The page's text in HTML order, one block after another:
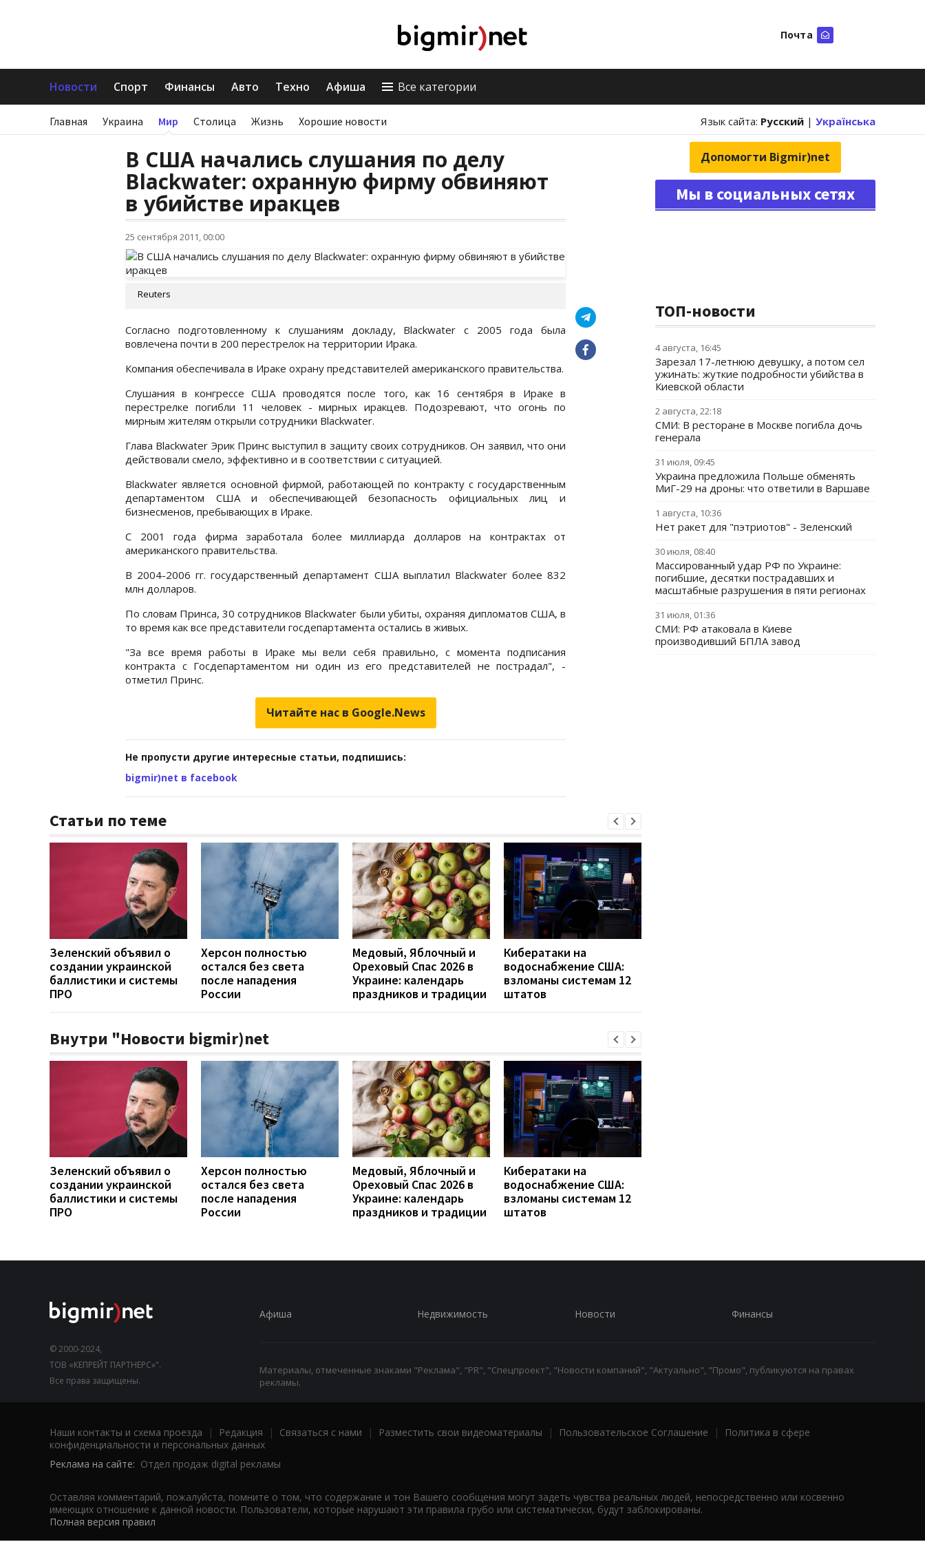
Почта
Новости Спорт Финансы Авто Техно Афиша Все категории
Главная Украина Мир Столица Жизнь Хорошие новости Язык сайта: Русский | Українська
В США начались слушания по делу
Blackwater: охранную фирму обвиняют
в убийстве иракцев
25 сентября 2011, 00:00
Reuters
Согласно подготовленному к слушаниям докладу, Blackwater с 2005 года была
вовлечена почти в 200 перестрелок на территории Ирака.
Компания обеспечивала в Ираке охрану представителей американского правительства.
Слушания в конгрессе США проводятся после того, как 16 сентября в Ираке в
перестрелке погибли 11 человек - мирных иракцев. Подозревают, что огонь по
мирным жителям открыли сотрудники Blackwater.
Глава Blackwater Эрик Принс выступил в защиту своих сотрудников. Он заявил, что они
действовали смело, эффективно и в соответствии с ситуацией.
Blackwater является основной фирмой, работающей по контракту с государственным
департаментом США и обеспечивающей безопасность официальных лиц и
бизнесменов, пребывающих в Ираке.
С 2001 года фирма заработала более миллиарда долларов на контрактах от
американского правительства.
В 2004-2006 гг. государственный департамент США выплатил Blackwater более 832
млн долларов.
По словам Принса, 30 сотрудников Blackwater были убиты, охраняя дипломатов США, в
то время как все представители госдепартамента остались в живых.
"За все время работы в Ираке мы вели себя правильно, с момента подписания
контракта с Госдепартаментом ни один из его представителей не пострадал", -
отметил Принс.
Читайте нас в Google.News
Не пропусти другие интересные статьи, подпишись:
bigmir)net в facebook
Статьи по теме
Зеленский объявил о
создании украинской
баллистики и системы
ПРО
Херсон полностью
остался без света
после нападения
России
Медовый, Яблочный и
Ореховый Спас 2026 в
Украине: календарь
праздников и традиции
Кибератаки на
водоснабжение США:
взломаны системам 12
штатов
Внутри "Новости bigmir)net
Зеленский объявил о
создании украинской
баллистики и системы
ПРО
Херсон полностью
остался без света
после нападения
России
Медовый, Яблочный и
Ореховый Спас 2026 в
Украине: календарь
праздников и традиции
Кибератаки на
водоснабжение США:
взломаны системам 12
штатов
Допомогти Bigmir)net
Мы в социальных сетях
ТОП-новости
4 августа, 16:45
Зарезал 17-летнюю девушку, а потом сел
ужинать: жуткие подробности убийства в
Киевской области
2 августа, 22:18
СМИ: В ресторане в Москве погибла дочь
генерала
31 июля, 09:45
Украина предложила Польше обменять
МиГ-29 на дроны: что ответили в Варшаве
1 августа, 10:36
Нет ракет для "пэтриотов" - Зеленский
30 июля, 08:40
Массированный удар РФ по Украине:
погибшие, десятки пострадавших и
масштабные разрушения в пяти регионах
31 июля, 01:36
СМИ: РФ атаковала в Киеве
производивший БПЛА завод
© 2000-2024,
ТОВ «КЕПРЕЙТ ПАРТНЕРС»".
Все права защищены.
Афиша Недвижимость Новости Финансы
Материалы, отмеченные знаками "Реклама", "PR", "Спецпроект", "Новости компаний", "Актуально", "Промо", публикуются на правах
рекламы.
Наши контакты и схема проезда | Редакция | Связаться с нами | Разместить свои видеоматериалы | Пользовательское Соглашение |
Политика в сфере
конфиденциальности и персональных данных
Реклама на сайте: Отдел продаж digital рекламы
Оставляя комментарий, пожалуйста, помните о том, что содержание и тон Вашего сообщения могут задеть чувства реальных людей, непосредственно или косвенно
имеющих отношение к данной новости. Пользователи, которые нарушают эти правила грубо или систематически, будут заблокированы.
Полная версия правил